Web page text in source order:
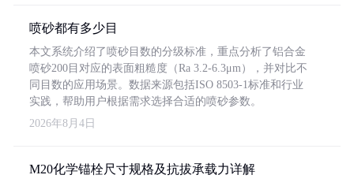
喷砂都有多少目
本文系统介绍了喷砂目数的分级标准，重点分析了铝合金
喷砂200目对应的表面粗糙度（Ra 3.2-6.3μm），并对比不
同目数的应用场景。数据来源包括ISO 8503-1标准和行业
实践，帮助用户根据需求选择合适的喷砂参数。
2026年8月4日
M20化学锚栓尺寸规格及抗拔承载力详解